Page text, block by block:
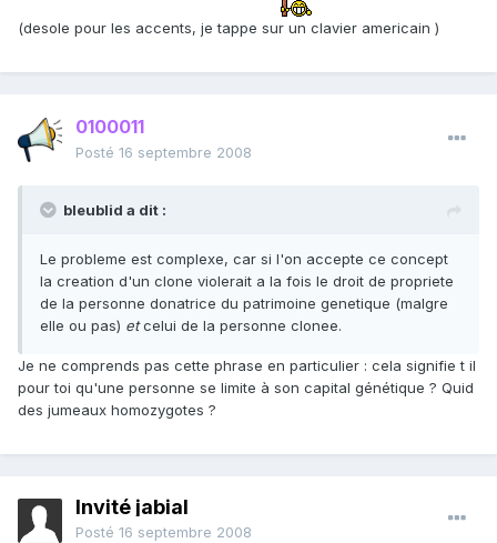
(desole pour les accents, je tappe sur un clavier americain )
0100011
Posté 16 septembre 2008
bleublid a dit :
Le probleme est complexe, car si l'on accepte ce concept
la creation d'un clone violerait a la fois le droit de propriete
de la personne donatrice du patrimoine genetique (malgre
elle ou pas) etcelui de la personne clonee.
Je ne comprends pas cette phrase en particulier : cela signifie t il
pour toi qu'une personne se limite à son capital génétique ? Quid
des jumeaux homozygotes ?
Invité jabial
Posté 16 septembre 2008